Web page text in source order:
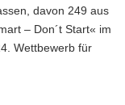
davon 249 aus
– Don´t Start« im
Wettbewerb für